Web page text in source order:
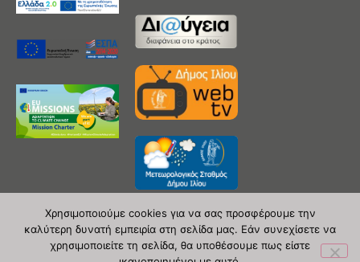
Copyright 2020 © Δήμος Ιλίου
Χρησιμοποιούμε cookies για να σας προσφέρουμε την
καλύτερη δυνατή εμπειρία στη σελίδα μας. Εάν συνεχίσετε να
χρησιμοποιείτε τη σελίδα, θα υποθέσουμε πως είστε